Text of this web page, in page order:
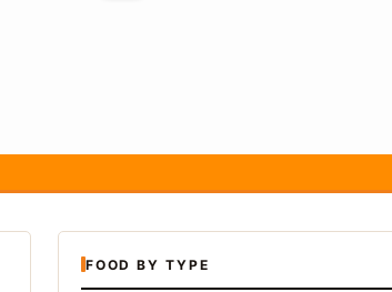
FOOD BY TYPE